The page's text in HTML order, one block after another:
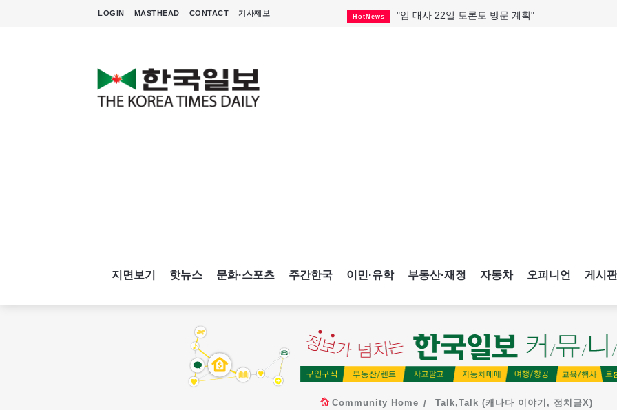
LOGIN MASTHEAD CONTACT 기사제보 HotNews "임 대사 22일 토론토 방문 계획"
지면보기 핫뉴스 문화·스포츠 주간한국 이민·유학 부동산·재정 자동차 오피니언 게시판
Community Home Talk,Talk (캐나다 이야기, 정치글X)